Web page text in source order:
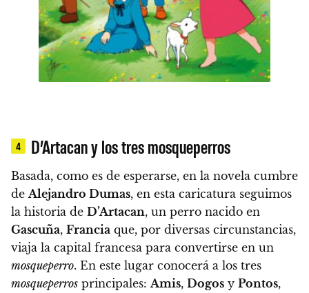
4 D’Artacan y los tres mosqueperros
Basada, como es de esperarse, en la novela cumbre
de Alejandro Dumas, en esta caricatura seguimos
la historia de D’Artacan, un perro nacido en
Gascuña, Francia que, por diversas circunstancias,
viaja la capital francesa para convertirse en un
mosqueperro. En este lugar conocerá a los tres
mosqueperros principales: Amis, Dogos y Pontos,